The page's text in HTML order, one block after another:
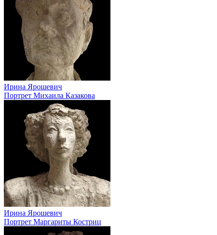
Ирина Ярошевич
Портрет Михаила Казакова
Ирина Ярошевич
Портрет Маргариты Костриц